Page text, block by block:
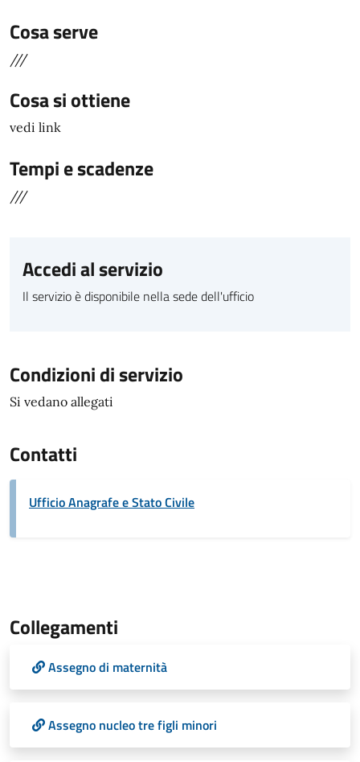
Cosa serve
///
Cosa si ottiene
vedi link
Tempi e scadenze
///
Accedi al servizio
Il servizio è disponibile nella sede dell'ufficio
Condizioni di servizio
Si vedano allegati
Contatti
Ufficio Anagrafe e Stato Civile
Collegamenti
Assegno di maternità
Assegno nucleo tre figli minori